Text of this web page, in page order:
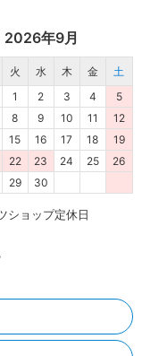
2026年9月
火 水 木 金
土
1
2 3 4
5
8 9 10 11
12
15 16 17 18
19
22 23 24 25
26
29 30
ショップ定休日